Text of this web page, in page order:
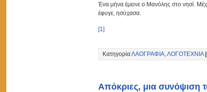
Ένα μήνα έμεινε ο Μανόλης στο νησί.
έφυγε, ησύχασα.
[1]
ΚατηγορίαΛΑΟΓΡΑΦΙΑ,ΛΟΓΟΤΕΧΝΙΑ
Απόκριες, μια συνόψιση